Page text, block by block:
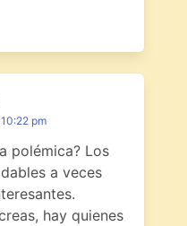
pm
polémica? Los
a veces
hay quienes